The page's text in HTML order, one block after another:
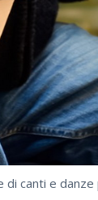
canti e